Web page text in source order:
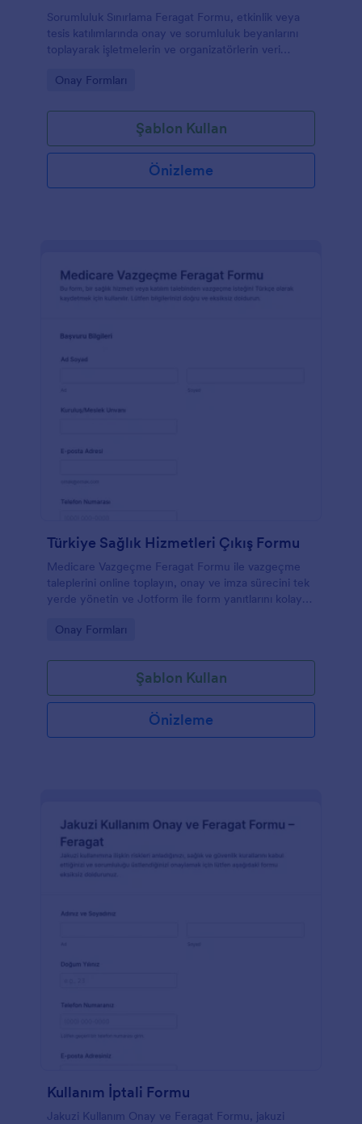
Sorumluluk Sınırlama Feragat Formu, etkinlik veya
tesis katılımlarında onay ve sorumluluk beyanlarını
toplayarak işletmelerin ve organizatörlerin veri
yönetmesine yardımcı olur.
Go to Category:
Onay Formları
Şablon Kullan
Önizleme
Türkiye Sağlık Hizmetleri Çıkış Formu
Medicare Vazgeçme Feragat Formu ile vazgeçme
taleplerini online toplayın, onay ve imza sürecini tek
yerde yönetin ve Jotform ile form yanıtlarını kolayca
Go to Category:
Onay Formları
Şablon Kullan
Önizleme
Kullanım İptali Formu
Jakuzi Kullanım Onay ve Feragat Formu, jakuzi